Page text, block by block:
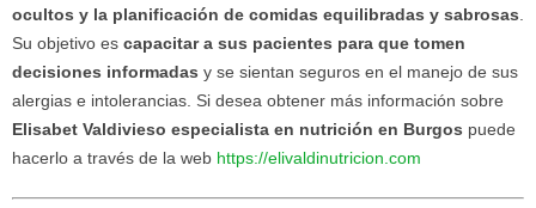
ocultos y la planificación de comidas equilibradas y sabrosas.
Su objetivo es capacitar a sus pacientes para que tomen
decisiones informadas y se sientan seguros en el manejo de sus
alergias e intolerancias. Si desea obtener más información sobre
Elisabet Valdivieso especialista en nutrición en Burgos puede
hacerlo a través de la web https://elivaldinutricion.com